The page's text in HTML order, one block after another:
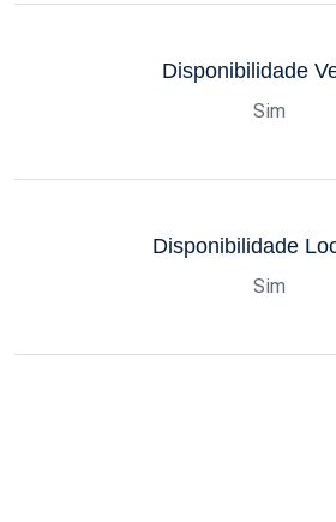
Disponibilidade
Sim
Disponibilidade
Sim